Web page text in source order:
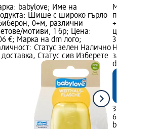
babylove; Име на
Шише с широко гърло
0+м, различни
мотиви, 1 бр; Цена:
€; Марка на dm лого;
Статус зелен Налично
доставка, Статус сив Изберете
Марка:
продукта:
+ биберон,
цветове/
3,57 €;
за
dm
3,57 €
6,98 лв.
babylove